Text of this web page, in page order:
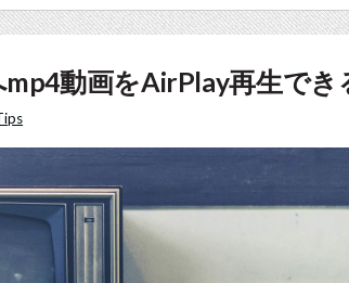
動画をAirPlay再生でき